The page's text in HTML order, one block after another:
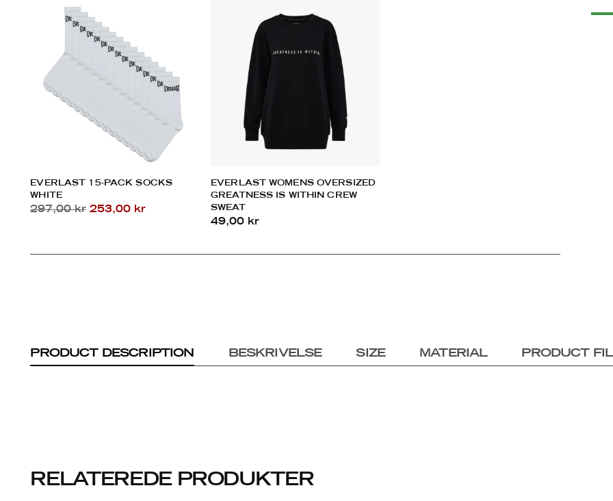
EVERLAST 15-PACK SOCKS
WHITE
Regular
297,00 kr 253,00 kr
EVERLAST WOMENS OVERSIZED
GREATNESS IS WITHIN CREW
SWEAT
49,00 kr
PRODUCT DESCRIPTION BESKRIVELSE SIZE MATERIAL PRODUCT
RELATEREDE PRODUKTER